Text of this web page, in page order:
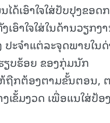
ເອົາໃຈໃສ່ປັບປຸງຂອດ
າໃຈໃສ່ໃນດ້ານວຽກງ
ປະຈຳແຕ່ລະຈຸດພາຍໃນ
ຽບຮ້ອຍ ຂອງກຸ່ມນັກ
ຖືກຕ້ອງຕາມຂັ້ນຕອນ,
ເຂັ້ມງວດ ເພື່ອແນໃສ່ປ້ອ